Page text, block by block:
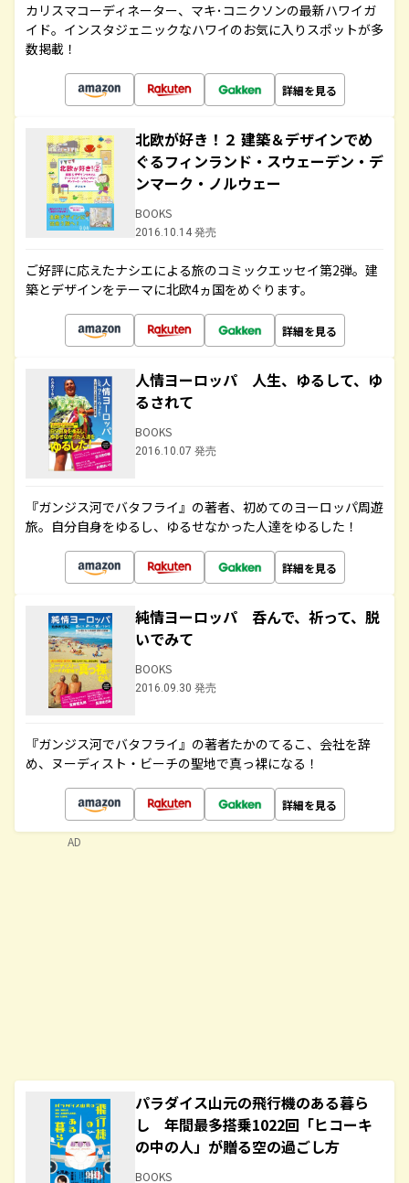
カリスマコーディネーター、マキ･コニクソンの最新ハワイガ
イド。インスタジェニックなハワイのお気に入りスポットが多
数掲載！
詳細を見る
北欧が好き！２ 建築＆デザインでめ
ぐるフィンランド・スウェーデン・デ
ンマーク・ノルウェー
BOOKS
2016.10.14 発売
ご好評に応えたナシエによる旅のコミックエッセイ第2弾。建
築とデザインをテーマに北欧4ヵ国をめぐります。
詳細を見る
人情ヨーロッパ 人生、ゆるして、ゆ
るされて
BOOKS
2016.10.07 発売
『ガンジス河でバタフライ』の著者、初めてのヨーロッパ周遊
旅。自分自身をゆるし、ゆるせなかった人達をゆるした！
詳細を見る
純情ヨーロッパ 呑んで、祈って、脱
いでみて
BOOKS
2016.09.30 発売
『ガンジス河でバタフライ』の著者たかのてるこ、会社を辞
め、ヌーディスト・ビーチの聖地で真っ裸になる！
詳細を見る
パラダイス山元の飛行機のある暮ら
し 年間最多搭乗1022回「ヒコーキ
の中の人」が贈る空の過ごし方
BOOKS
AD